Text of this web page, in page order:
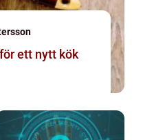
ett nytt kök